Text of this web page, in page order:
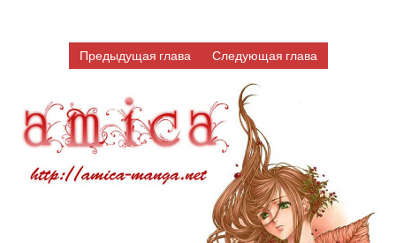
Предыдущая глава Следующая глава